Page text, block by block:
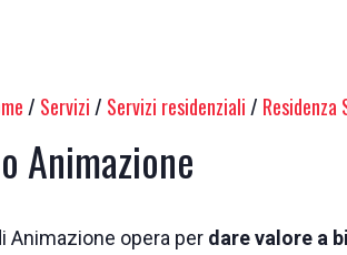
/ Servizi / Servizi residenziali /
Animazione
Animazione opera per dare valore a